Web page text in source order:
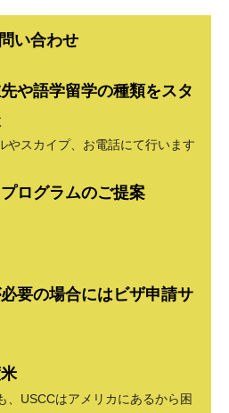
い合わせ
や語学留学の種類をスタ
やスカイプ、お電話にて行います
ログラムのご提案
要の場合にはビザ申請サ
、USCCはアメリカにあるから困